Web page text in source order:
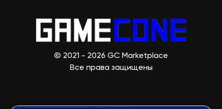
© 2021 - 2026 GC Marketplace
Все права защищены